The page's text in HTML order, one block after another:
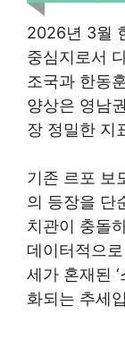
2026년 3월
중심지로서
조국과 한동
양상은 영남
장 정밀한 지
기존 르포 보
의 등장을 단
치관이 충돌
데이터적으
세가 혼재된
화되는 추세